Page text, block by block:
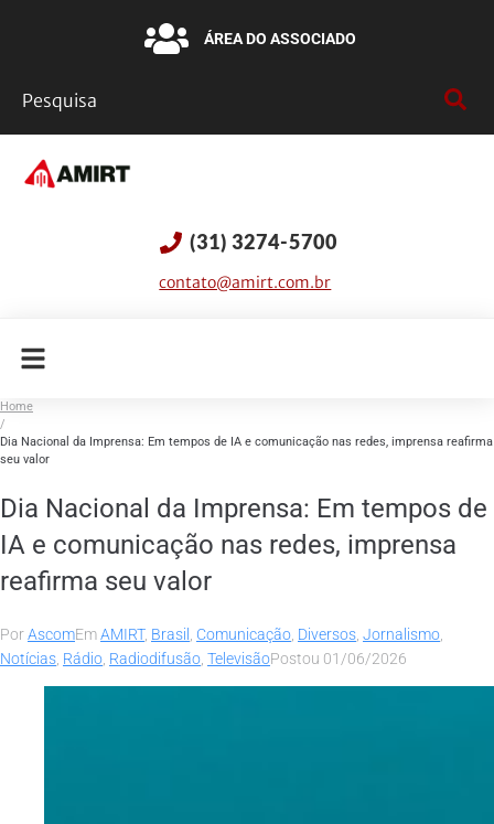
ÁREA DO ASSOCIADO
(31) 3274-5700
contato@amirt.com.br
Home
/
Dia Nacional da Imprensa: Em tempos de IA e comunicação nas redes, imprensa reafirma
seu valor
Dia Nacional da Imprensa: Em tempos de
IA e comunicação nas redes, imprensa
reafirma seu valor
PorAscomEmAMIRT, Brasil Comunicação Diversos Jornalismo
Notícias Rádio Radiodifusão TelevisãoPostou 01/06/2026